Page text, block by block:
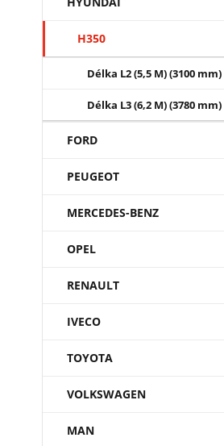
H350
Délka L2 (5,5 M) (3100 mm)
Délka L3 (6,2 M) (3780 mm)
FORD
PEUGEOT
MERCEDES-BENZ
OPEL
RENAULT
IVECO
TOYOTA
VOLKSWAGEN
MAN